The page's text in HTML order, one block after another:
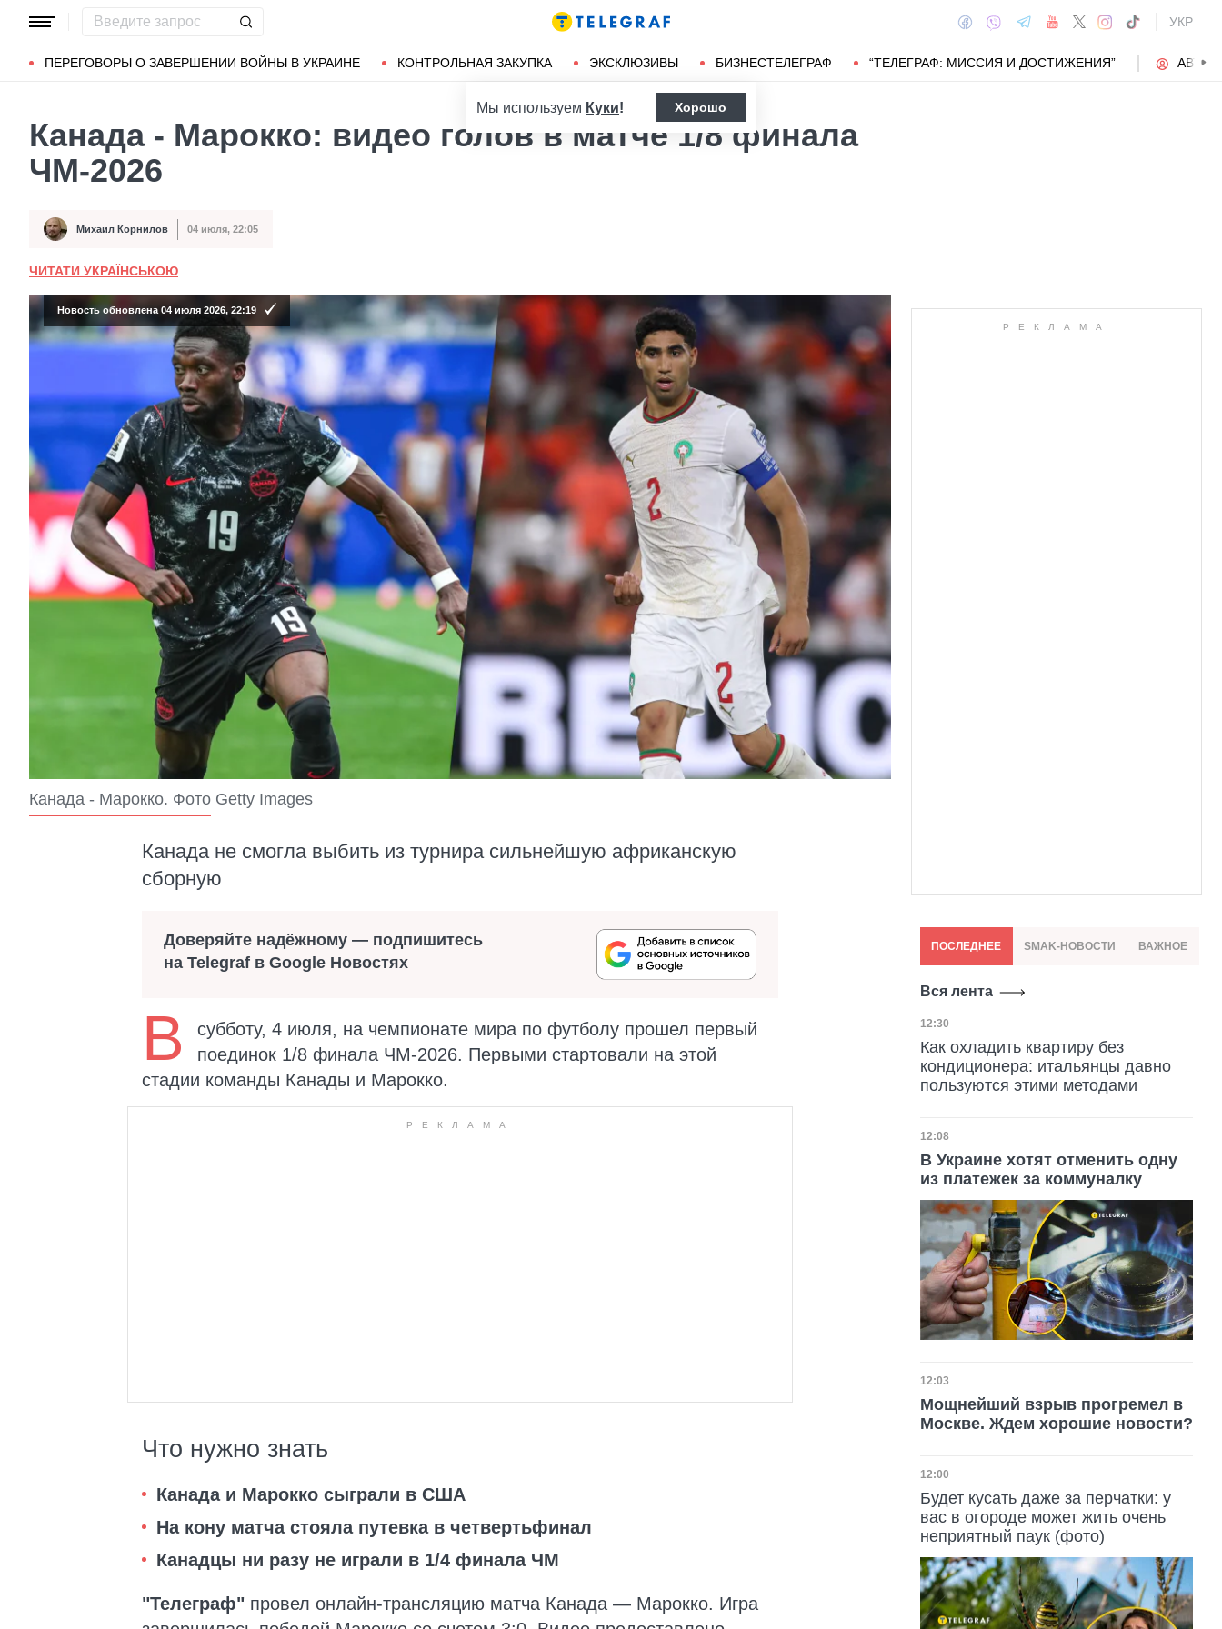
УКР
ПЕРЕГОВОРЫ О ЗАВЕРШЕНИИ ВОЙНЫ В УКРАИНЕ КОНТРОЛЬНАЯ ЗАКУПКА ЭКСКЛЮЗИВЫ БИЗНЕСТЕЛЕГРАФ “ТЕЛЕГРАФ: МИССИЯ И ДОСТИЖЕНИЯ”
Популярные запросы Мариуполь
Мы используем Куки! Хорошо
Канада - Марокко: видео голов в матче 1/8 финала
ЧМ-2026
Автор Михаил Корнилов
Дата публикации 04 июля, 22:05
ЧИТАТИ УКРАЇНСЬКОЮ
Новость обновлена 04 июля 2026, 22:19
Канада - Марокко. Фото Getty Images
Канада не смогла выбить из турнира сильнейшую африканскую
сборную
Доверяйте надёжному — подпишитесь
на Telegraf в Google Новостях
В
субботу, 4 июля, на чемпионате мира по футболу прошел первый
поединок 1/8 финала ЧМ-2026. Первыми стартовали на этой
стадии команды Канады и Марокко.
Что нужно знать
Канада и Марокко сыграли в США
На кону матча стояла путевка в четвертьфинал
Канадцы ни разу не играли в 1/4 финала ЧМ
"Телеграф" провел онлайн-трансляцию матча Канада — Марокко. Игра
ПОСЛЕДНЕЕ SMAK-НОВОСТИ ВАЖНОЕ
Вся лента
Дата публикации
12:30
Как охладить квартиру без
кондиционера: итальянцы давно
пользуются этими методами
Дата публикации
12:08
В Украине хотят отменить одну
из платежек за коммуналку
Дата публикации
12:03
Мощнейший взрыв прогремел в
Москве. Ждем хорошие новости?
Дата публикации
12:00
Будет кусать даже за перчатки: у
вас в огороде может жить очень
неприятный паук (фото)